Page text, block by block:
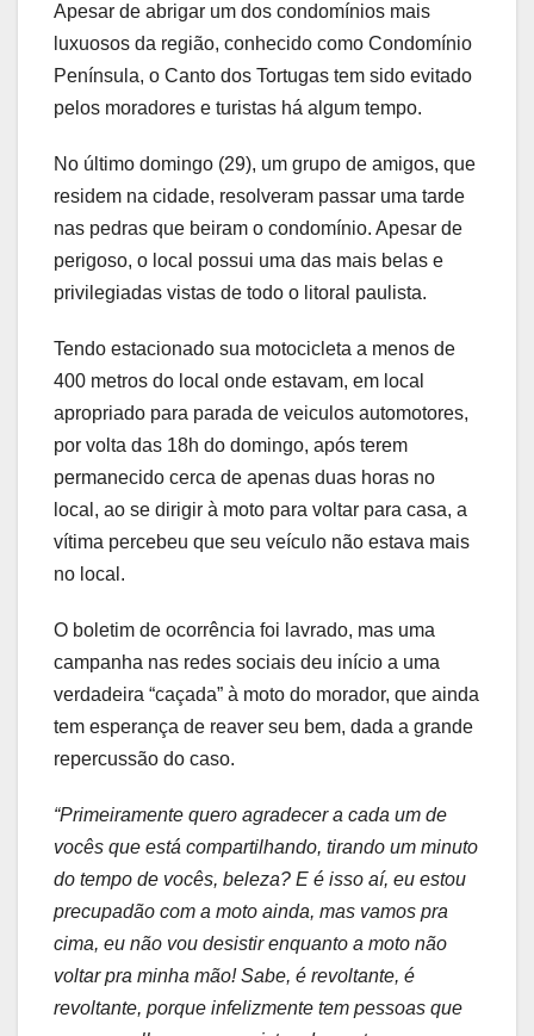
Apesar de abrigar um dos condomínios mais
luxuosos da região, conhecido como Condomínio
Península, o Canto dos Tortugas tem sido evitado
pelos moradores e turistas há algum tempo.
No último domingo (29), um grupo de amigos, que
residem na cidade, resolveram passar uma tarde
nas pedras que beiram o condomínio. Apesar de
perigoso, o local possui uma das mais belas e
privilegiadas vistas de todo o litoral paulista.
Tendo estacionado sua motocicleta a menos de
400 metros do local onde estavam, em local
apropriado para parada de veiculos automotores,
por volta das 18h do domingo, após terem
permanecido cerca de apenas duas horas no
local, ao se dirigir à moto para voltar para casa, a
vítima percebeu que seu veículo não estava mais
no local.
O boletim de ocorrência foi lavrado, mas uma
campanha nas redes sociais deu início a uma
verdadeira “caçada” à moto do morador, que ainda
tem esperança de reaver seu bem, dada a grande
repercussão do caso.
“Primeiramente quero agradecer a cada um de
vocês que está compartilhando, tirando um minuto
do tempo de vocês, beleza? E é isso aí, eu estou
precupadão com a moto ainda, mas vamos pra
cima, eu não vou desistir enquanto a moto não
voltar pra minha mão! Sabe, é revoltante, é
revoltante, porque infelizmente tem pessoas que